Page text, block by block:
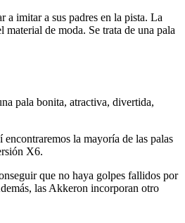
imitar a sus padres en la pista. La
de moda. Se trata de una pala
pala bonita, atractiva, divertida,
la mayoría de las palas
X6.
que no haya golpes fallidos por
las Akkeron incorporan otro